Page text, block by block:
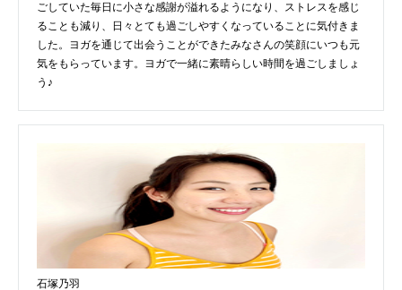
ごしていた毎日に小さな感謝が溢れるようになり、ストレスを感じ
ることも減り、日々とても過ごしやすくなっていることに気付きま
した。ヨガを通じて出会うことができたみなさんの笑顔にいつも元
気をもらっています。ヨガで一緒に素晴らしい時間を過ごしましょ
う♪
石塚乃羽